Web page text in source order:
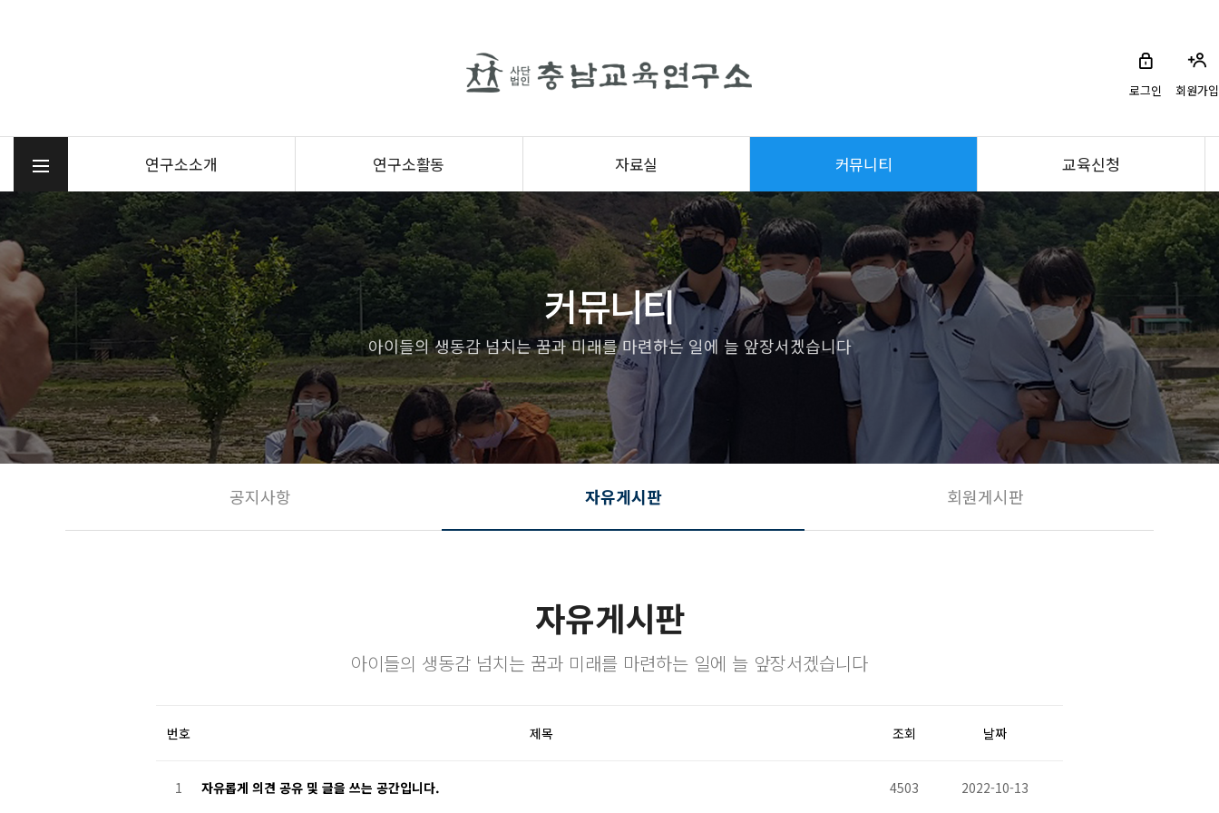
로그인 회원가입
연구소소개 연구소활동 자료실 커뮤니티 교육신청
커뮤니티
아이들의 생동감 넘치는 꿈과 미래를 마련하는 일에 늘 앞장서겠습니다
공지사항 자유게시판 회원게시판
자유게시판
아이들의 생동감 넘치는 꿈과 미래를 마련하는 일에 늘 앞장서겠습니다
번호 제목 조회 날짜
1 자유롭게 의견 공유 및 글을 쓰는 공간입니다. 4503 2022-10-13